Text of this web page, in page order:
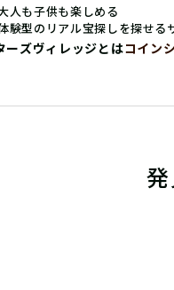
人も子供も楽しめる
験型のリアル宝探しを探せる
ーズヴィレッジとはコイン